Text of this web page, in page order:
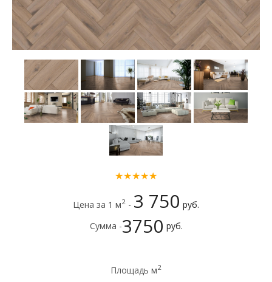
★★★★★
Цена за 1 м2 - 3 750 руб.
Сумма -3750 руб.
Площадь м2